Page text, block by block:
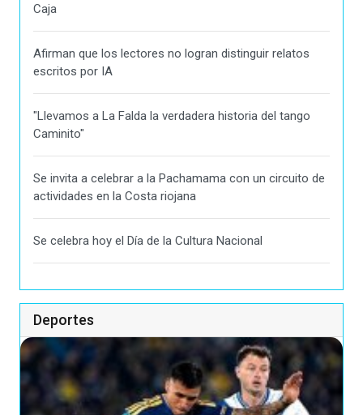
Caja
Afirman que los lectores no logran distinguir relatos
escritos por IA
"Llevamos a La Falda la verdadera historia del tango
Caminito"
Se invita a celebrar a la Pachamama con un circuito de
actividades en la Costa riojana
Se celebra hoy el Día de la Cultura Nacional
Deportes